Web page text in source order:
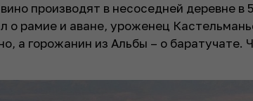
вино производят в несоседней деревне
о рамие и аване, уроженец
а горожанин из Альбы – о баратучате.